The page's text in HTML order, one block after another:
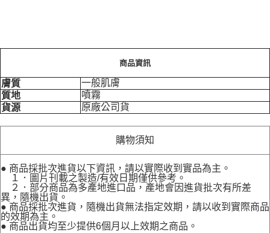
每筆NT$100，滿NT$799(含以上)免運費
商品資訊
膚質
一般肌膚
質地
噴霧
貨源
原廠公司貨
購物須知
● 商品採批次進貨以下資訊，請以實際收到實品為主。
１．圖片刊載之製造/有效日期僅供參考。
２．部分商品為多產地進口品，產地會因進貨批次有所差
異，隨機出貨。
● 商品採批次進貨，隨機出貨無法指定效期，請以收到實際商品
的效期為主。
● 商品出貨均至少提供6個月以上效期之商品。